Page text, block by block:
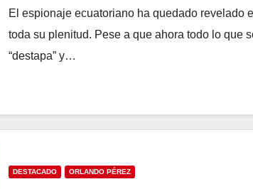
El espionaje ecuatoriano ha quedado revelado
toda su plenitud. Pese a que ahora todo lo que
“destapa” y…
DESTACADO ORLANDO PÉREZ